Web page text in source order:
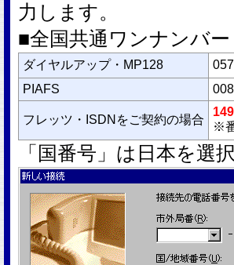
力します。
■全国共通ワンナンバー
ダイヤルアップ・MP128
PIAFS
フレッツ・ISDNをご契約の場合
※
「国番号」は日本を選